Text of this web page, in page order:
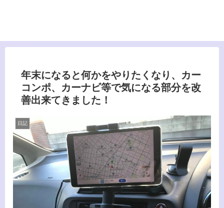
年末になると何かをやりたくなり、カー
コンポ、カーナビ等で気になる部分を改
善出来てきました！
日記